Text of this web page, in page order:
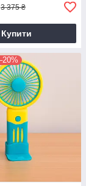
3 375 ₴
Купити